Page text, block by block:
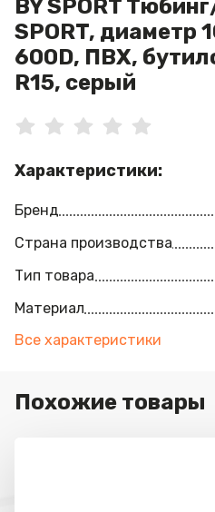
BY SPORT
SPORT, диаметр
600D, ПВХ,
R15, серый
Характеристики:
Бренд
Страна производства
Тип товара
Материал
Все характеристики
Похожие товары